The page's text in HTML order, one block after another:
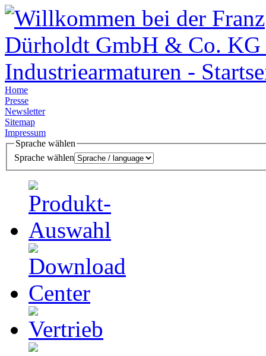
Home
Presse
Newsletter
Sitemap
Impressum
Sprache wählen
Sprache wählen